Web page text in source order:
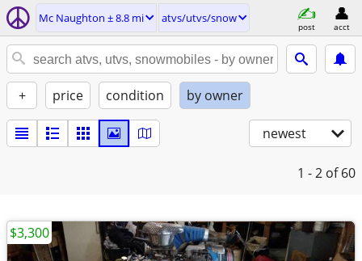
Mc Naughton ± 8.8 mi atvs/utvs/snow
post acct
+ price condition by owner
newest
1 - 2 of 60
$3,300